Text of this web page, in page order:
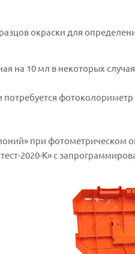
окраски для
на 10 мл в некоторых
при фотометрическом
2020-К» с